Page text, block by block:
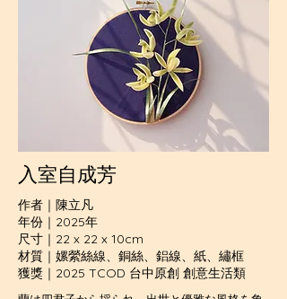
入室自成芳
作者｜陳立凡
年份｜2025年
尺寸｜22 x 22 x 10cm
材質｜嫘縈絲線、銅絲、鋁線、紙、繡框
獲獎｜2025 TCOD 台中原創 創意生活類